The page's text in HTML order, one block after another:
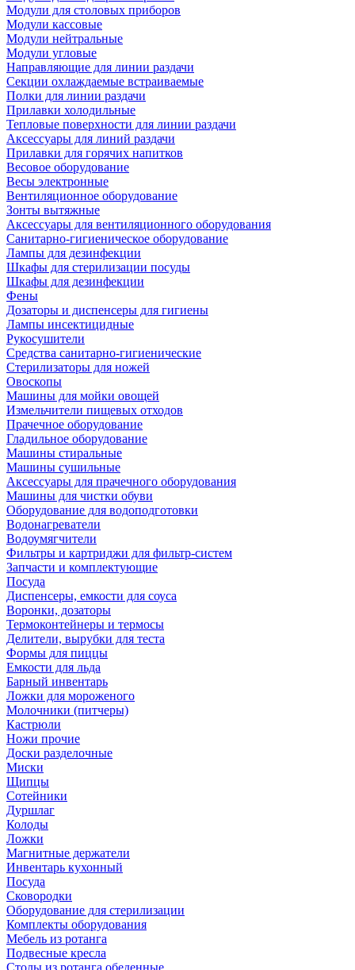
Модули для столовых приборов
Модули кассовые
Модули нейтральные
Модули угловые
Направляющие для линии раздачи
Секции охлаждаемые встраиваемые
Полки для линии раздачи
Прилавки холодильные
Тепловые поверхности для линии раздачи
Аксессуары для линий раздачи
Прилавки для горячих напитков
Весовое оборудование
Весы электронные
Вентиляционное оборудование
Зонты вытяжные
Аксессуары для вентиляционного оборудования
Санитарно-гигиеническое оборудование
Лампы для дезинфекции
Шкафы для стерилизации посуды
Шкафы для дезинфекции
Фены
Дозаторы и диспенсеры для гигиены
Лампы инсектицидные
Рукосушители
Средства санитарно-гигиенические
Стерилизаторы для ножей
Овоскопы
Машины для мойки овощей
Измельчители пищевых отходов
Прачечное оборудование
Гладильное оборудование
Машины стиральные
Машины сушильные
Аксессуары для прачечного оборудования
Машины для чистки обуви
Оборудование для водоподготовки
Водонагреватели
Водоумягчители
Фильтры и картриджи для фильтр-систем
Запчасти и комплектующие
Посуда
Диспенсеры, емкости для соуса
Воронки, дозаторы
Термоконтейнеры и термосы
Делители, вырубки для теста
Формы для пиццы
Емкости для льда
Барный инвентарь
Ложки для мороженого
Молочники (питчеры)
Кастрюли
Ножи прочие
Доски разделочные
Миски
Щипцы
Сотейники
Дуршлаг
Колоды
Ложки
Магнитные держатели
Инвентарь кухонный
Посуда
Сковородки
Оборудование для стерилизации
Комплекты оборудования
Мебель из ротанга
Подвесные кресла
Столы из ротанга обеденные